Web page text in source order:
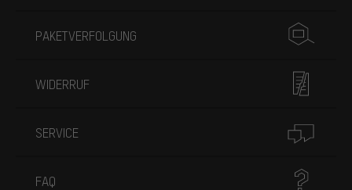
PAKETVERFOLGUNG
WIDERRUF
SERVICE
FAQ